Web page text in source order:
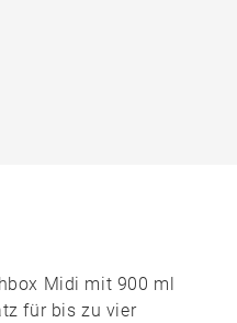
Midi mit 900 ml
für bis zu vier